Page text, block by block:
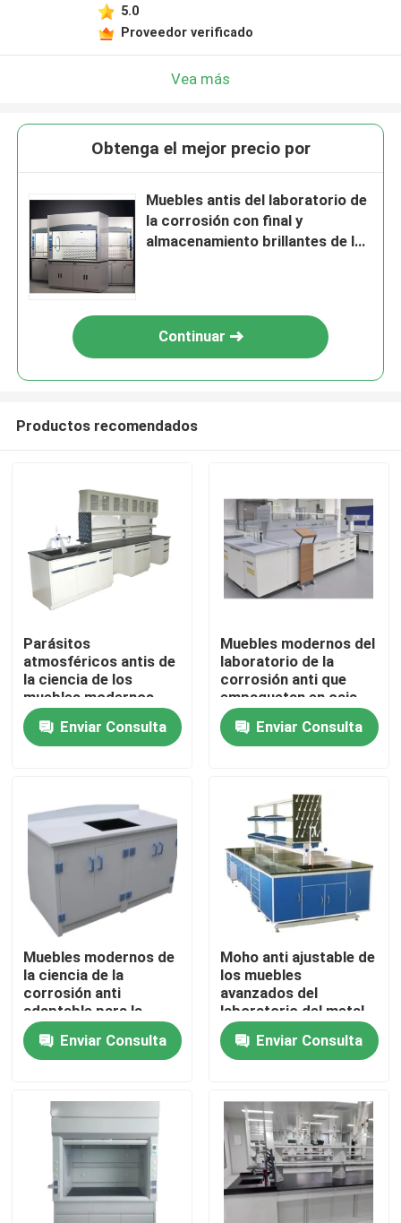
Inicio
Contactos
Productos
Muebles modernos del laboratorio
Muebles del laboratorio de la escuela
Banco de la isla del laboratorio
Banco de la pared del laboratorio
Capilla del humo del laboratorio
Banco de la balanza del laboratorio
5.0
Proveedor verificado
Vea más
Obtenga el mejor precio por
Muebles antis del laboratorio de
la corrosión con final y
almacenamiento brillantes de los
Continuar
Productos recomendados
Parásitos
atmosféricos antis de
la ciencia de los
muebles modernos
portátiles de madera
Enviar Consulta
Muebles modernos del
laboratorio de la
corrosión anti que
empaquetan en caja
del cartón
Enviar Consulta
Muebles modernos de
la ciencia de la
corrosión anti
adaptable para la
oficina y el hogar
Enviar Consulta
Moho anti ajustable de
los muebles
avanzados del
laboratorio del metal
Enviar Consulta